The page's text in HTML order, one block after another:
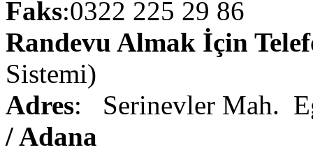
Faks:0322 225 29 86
Randevu Almak İçin
Sistemi)
Adres: Serinevler Mah.
/ Adana